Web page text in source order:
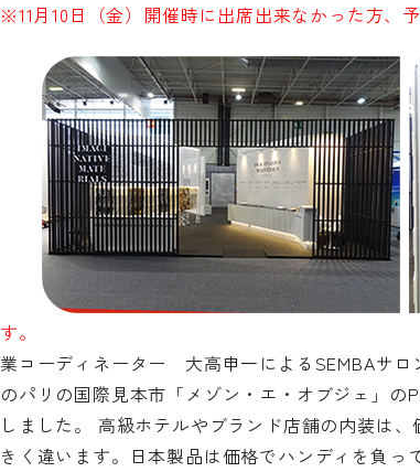
※11月10日（金）開催時に出席出来なかった方、
す。
業コーディネーター 大高申一によるSEMBAサ
のパリの国際見本市「メゾン・エ・オブジェ」
しました。 高級ホテルやブランド店舗の内装は
きく違います。日本製品は価格でハンディを負っ